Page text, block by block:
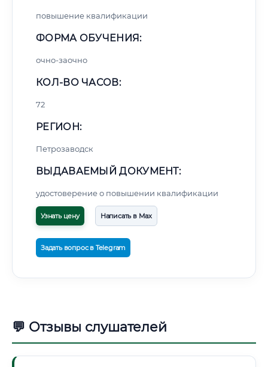
повышение квалификации
ФОРМА ОБУЧЕНИЯ:
очно-заочно
КОЛ-ВО ЧАСОВ:
72
РЕГИОН:
Петрозаводск
ВЫДАВАЕМЫЙ ДОКУМЕНТ:
удостоверение о повышении квалификации
Узнать цену Написать в Max
Задать вопрос в Telegram
💬 Отзывы слушателей